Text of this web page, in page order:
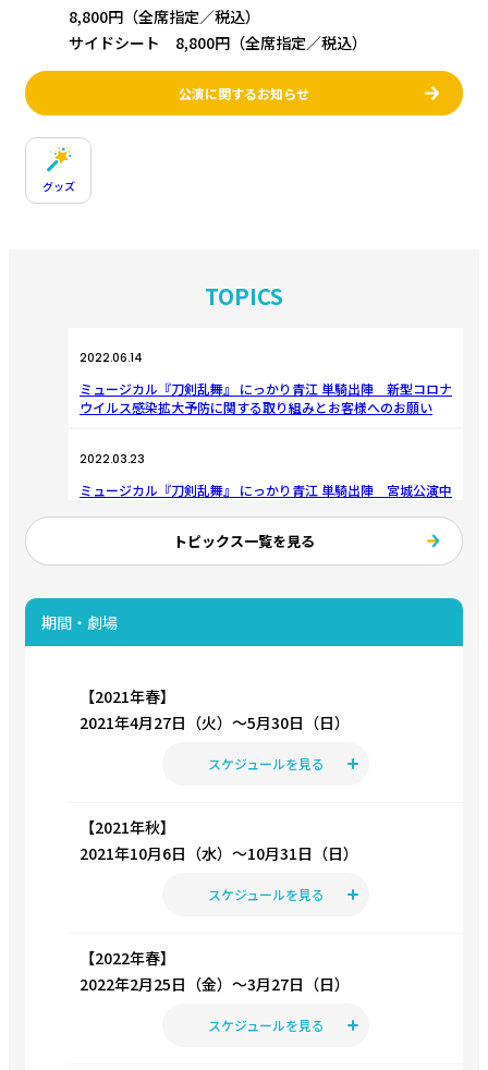
8,800円（全席指定／税込）
サイドシート 8,800円（全席指定／税込）
公演に関するお知らせ
グッズ
TOPICS
2022.06.14
ミュージカル『刀剣乱舞』 にっかり青江 単騎出陣 新型コロナ
ウイルス感染拡大予防に関する取り組みとお客様へのお願い
2022.03.23
ミュージカル『刀剣乱舞』 にっかり青江 単騎出陣 宮城公演中
2022.02.07
トピックス一覧を見る
期間・劇場
【2021年春】
2021年4月27日（火）〜5月30日（日）
スケジュールを見る
【2021年秋】
2021年10月6日（水）〜10月31日（日）
スケジュールを見る
【2022年春】
2022年2月25日（金）〜3月27日（日）
スケジュールを見る